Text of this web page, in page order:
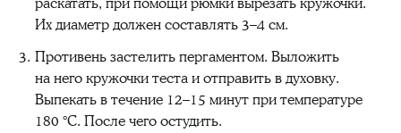
Их диаметр должен составлять 3–4 см.
Противень застелить пергаментом. Выложить
на него кружочки теста и отправить в духовку.
Выпекать в течение 12–15 минут при температуре
180 °C. После чего остудить.